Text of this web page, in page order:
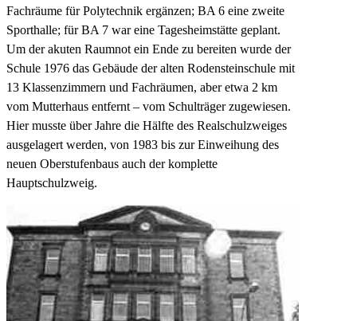
Fachräume für Polytechnik ergänzen; BA 6 eine zweite
Sporthalle; für BA 7 war eine Tagesheimstätte geplant.
Um der akuten Raumnot ein Ende zu bereiten wurde der
Schule 1976 das Gebäude der alten Rodensteinschule mit
13 Klassenzimmern und Fachräumen, aber etwa 2 km
vom Mutterhaus entfernt – vom Schulträger zugewiesen.
Hier musste über Jahre die Hälfte des Realschulzweiges
ausgelagert werden, von 1983 bis zur Einweihung des
neuen Oberstufenbaus auch der komplette
Hauptschulzweig.